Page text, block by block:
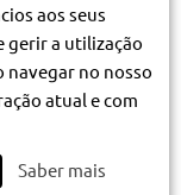
aos seus
gerir a utilização
navegar no nosso
atual e com
Saber mais